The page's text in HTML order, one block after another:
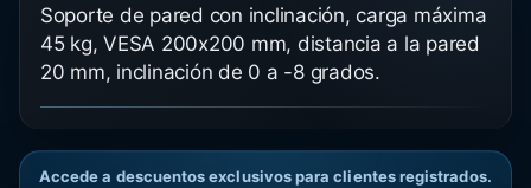
Soporte de pared con inclinación, carga máxima
45 kg, VESA 200x200 mm, distancia a la pared
20 mm, inclinación de 0 a -8 grados.
Accede a descuentos exclusivos para clientes registrados.